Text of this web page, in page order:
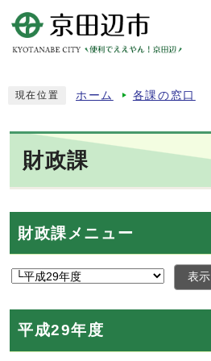
現在位置 ホーム 各課の窓口
財政課
財政課メニュー
表示
平成29年度